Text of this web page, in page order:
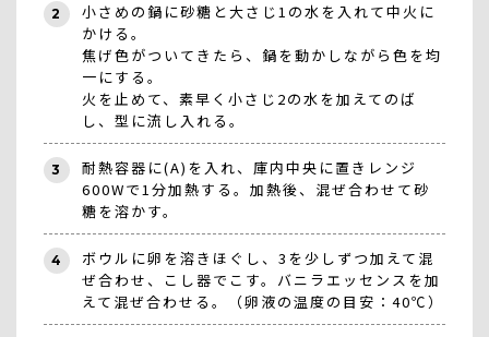
2
小さめの鍋に砂糖と大さじ1の水を入れて中火に
かける。
焦げ色がついてきたら、鍋を動かしながら色を均
一にする。
火を止めて、素早く小さじ2の水を加えてのば
し、型に流し入れる。
3
耐熱容器に(A)を入れ、庫内中央に置きレンジ
600Wで1分加熱する。加熱後、混ぜ合わせて砂
糖を溶かす。
4
ボウルに卵を溶きほぐし、3を少しずつ加えて混
ぜ合わせ、こし器でこす。バニラエッセンスを加
えて混ぜ合わせる。（卵液の温度の目安：40℃）